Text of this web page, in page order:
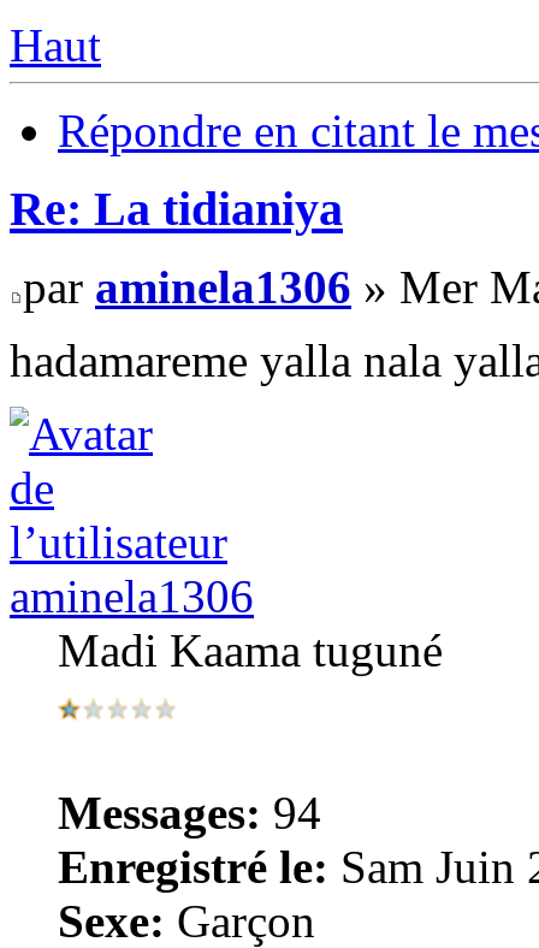
Haut
Répondre en citant le
Re: La tidianiya
par aminela1306 » Mer
hadamareme yalla nala
aminela1306
Madi Kaama tuguné
Messages: 94
Enregistré le: Sam Juin
Sexe: Garçon